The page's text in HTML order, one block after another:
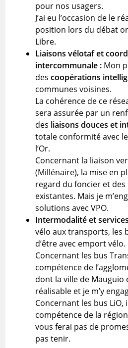
pour nos usagers.
J’ai eu l’occasion de le
position lors du débat
Libre.
Liaisons vélotaf et
intercommunale : Mon
descoopérations
communes voisines.
La cohérence de ce
sera assurée par un
des liaisons douces et
totale conformité avec le
l’Or.
Concernant la liaison
(Millénaire), la mise en
regard du foncier et
existantes. Mais je
solutions avec VPO.
Intermodalité et
vélo aux transports, les
d’être avec emport vélo.
Concernant les bus
compétence de
dont la ville de Mauguio
réalisable et je m’y
Concernant les bus LiO,
compétence de la
vous ferai pas de
pas tenir.